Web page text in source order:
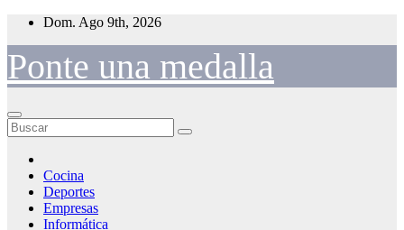
Saltar
contenido
Dom. Ago 9th, 2026
Ponte una medalla
Cocina
Deportes
Empresas
Informática